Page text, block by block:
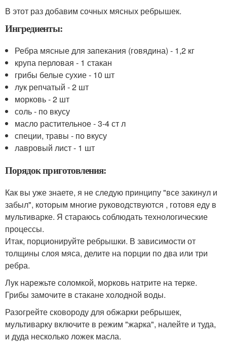
В этот раз добавим сочных мясных ребрышек.
Ингредиенты:
Ребра мясные для запекания (говядина) - 1,2 кг
крупа перловая - 1 стакан
грибы белые сухие - 10 шт
лук репчатый - 2 шт
морковь - 2 шт
соль - по вкусу
масло растительное - 3-4 ст л
специи, травы - по вкусу
лавровый лист - 1 шт
Порядок приготовления:
Как вы уже знаете, я не следую принципу "все закинул и
забыл", которым многие руководствуются , готовя еду в
мультиварке. Я стараюсь соблюдать технологические
процессы.
Итак, порционируйте ребрышки. В зависимости от
толщины слоя мяса, делите на порции по два или три
ребра.
Лук нарежьте соломкой, морковь натрите на терке.
Грибы замочите в стакане холодной воды.
Разогрейте сковороду для обжарки ребрышек,
мультиварку включите в режим "жарка", налейте и туда,
и дуда несколько ложек масла.